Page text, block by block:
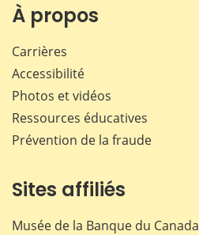
À propos
Carrières
Accessibilité
Photos et vidéos
Ressources éducatives
Prévention de la fraude
Sites affiliés
Musée de la Banque du Canada